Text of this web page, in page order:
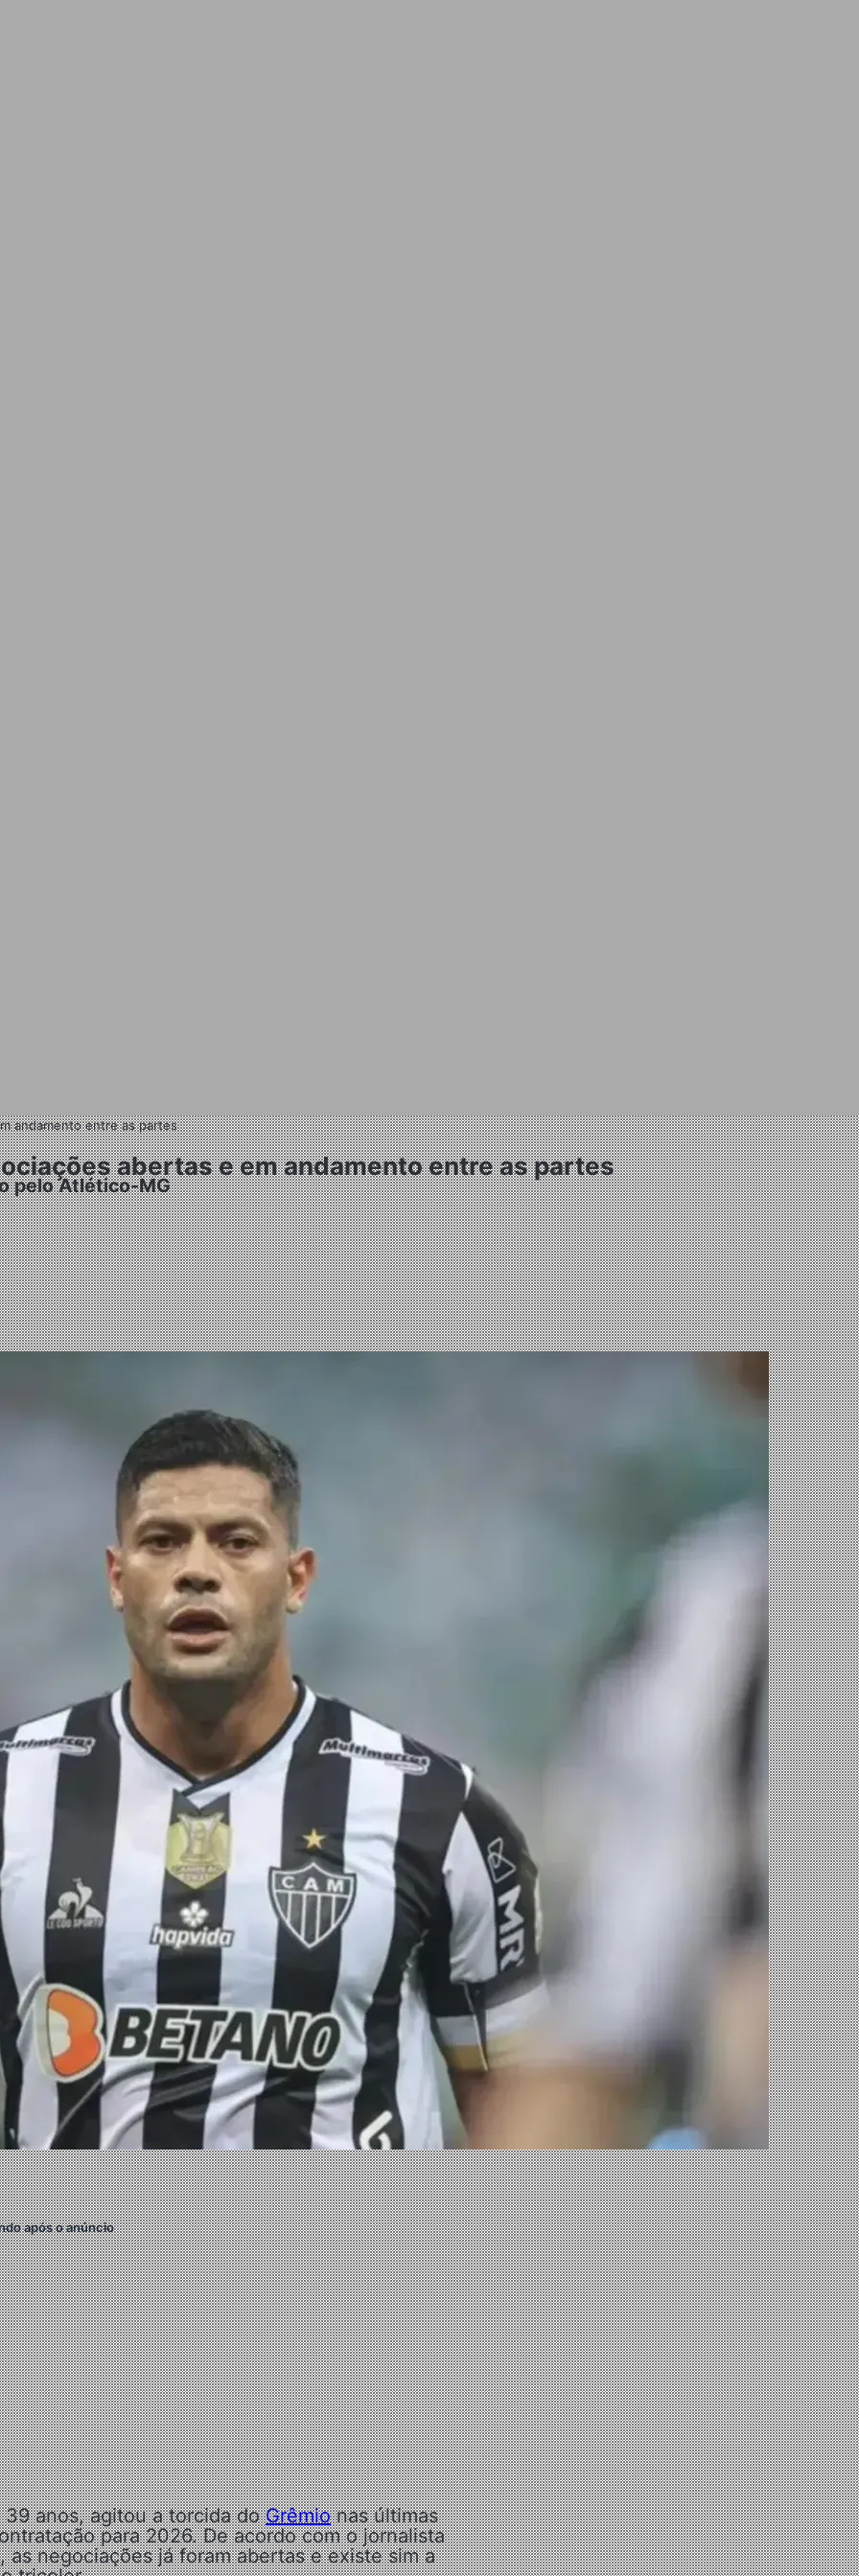
andamento entre as partes
abertas e em andamento entre as partes
pelo Atlético-MG
após o anúncio
39 anos, agitou a torcida doGrêmionas últimas
para 2026. De acordo com o jornalista
as negociações já foram abertas e existe sim a